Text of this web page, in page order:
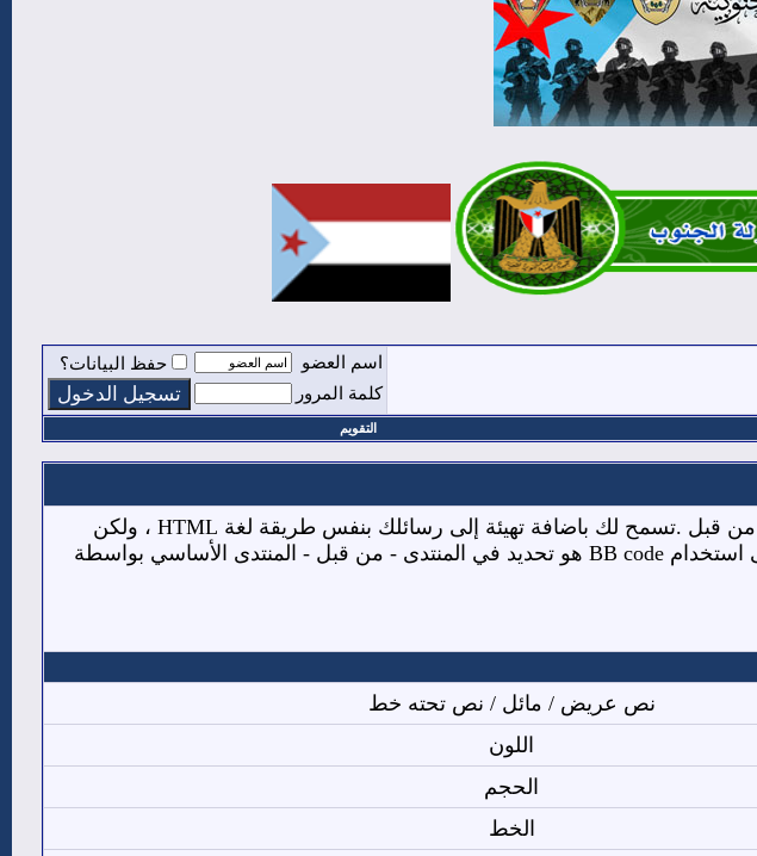
اسم العضو
حفظ البيانات؟
كلمة المرور
التقويم
BB code عبارة عن مجموعة من الأكواد المشتقة من لغة (html) والتي تكون قد تعرفت عليها من قبل .تسمح لك باضافة تهيئة إلى رسائلك بنفس طريقة لغة HTML ، ولكن
لديها تركيب بسيط وهو ولن يتم ايقاف (كسر) النسق من الصفحات التي تشاهدها. القدرة على استخدام BB code هو تحديد في المنتدى - من قبل - المنتدى الأساسي بواسطة
نص عريض / مائل / نص تحته خط
اللون
الحجم
الخط